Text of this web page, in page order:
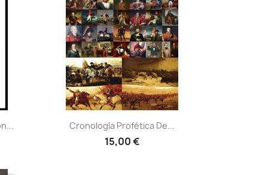
Vista rápida
Cronología Profética De...
15,00 €